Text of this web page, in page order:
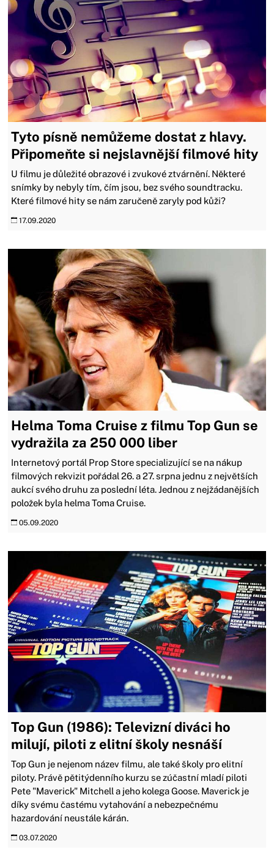
Tyto písně nemůžeme dostat z hlavy.
Připomeňte si nejslavnější filmové hity
U filmu je důležité obrazové i zvukové ztvárnění. Některé
snímky by nebyly tím, čím jsou, bez svého soundtracku.
Které filmové hity se nám zaručeně zaryly pod kůži?
17.09.2020
Helma Toma Cruise z filmu Top Gun se
vydražila za 250 000 liber
Internetový portál Prop Store specializující se na nákup
filmových rekvizit pořádal 26. a 27. srpna jednu z největších
aukcí svého druhu za poslední léta. Jednou z nejžádanějších
položek byla helma Toma Cruise.
05.09.2020
Top Gun (1986): Televizní diváci ho
milují, piloti z elitní školy nesnáší
Top Gun je nejenom název filmu, ale také školy pro elitní
piloty. Právě pětitýdenního kurzu se zúčastní mladí piloti
Pete "Maverick" Mitchell a jeho kolega Goose. Maverick je
díky svému častému vytahování a nebezpečnému
hazardování neustále kárán.
03.07.2020